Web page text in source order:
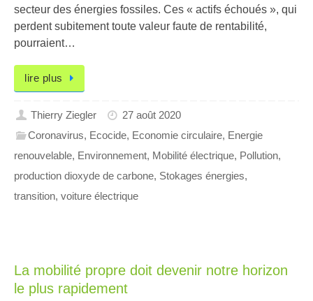
secteur des énergies fossiles. Ces « actifs échoués », qui
perdent subitement toute valeur faute de rentabilité,
pourraient…
lire plus
Thierry Ziegler
27 août 2020
Coronavirus, Ecocide, Economie circulaire, Energie
renouvelable, Environnement, Mobilité électrique, Pollution,
production dioxyde de carbone, Stokages énergies,
transition, voiture électrique
La mobilité propre doit devenir notre horizon
le plus rapidement